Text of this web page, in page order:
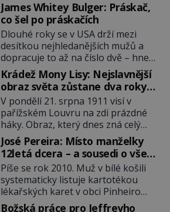
James Whitey Bulger: Práskač,
co šel po práskačích
Dlouhé roky se v USA drží mezi
desítkou nejhledanějších mužů a
dopracuje to až na číslo dvě – hned
po Usámovi bin Ládinovi (1957–
2011). To je James „Whitey“ Bulger
(1929–2018) viněný ze spoluúčasti
na 19 vraždách, vydírání a lichvy. A
samozřejmě, krom toho je ještě
drogový dealer, který neváhá
odstranit z cesty všechny práskače,
zatímco […]
Krádež Mony Lisy: Nejslavnější
obraz světa zůstane dva roky
nezvěstný
V pondělí 21. srpna 1911 visí v
pařížském Louvru na zdi prázdné
háky. Obraz, který dnes zná celý
svět, je pryč. Zpočátku si nikdo
nemyslí, že jde o krádež.
Zaměstnanci jsou přesvědčeni, že
Mona Lisa je jen v restaurátorské
dílně nebo u fotografa. Když se
ukáže pravda, propukne jeden z
největších honů na zloděje v […]
José Pereira: Místo manželky
12letá dcera – a sousedi o všem
vědí!
Píše se rok 2010. Muž v bílé košili
systematicky listuje kartotékou
lékařských karet v obci Pinheiro
ležící asi 20 kilometrů od farmy s
Božská práce pro Jeffreyho